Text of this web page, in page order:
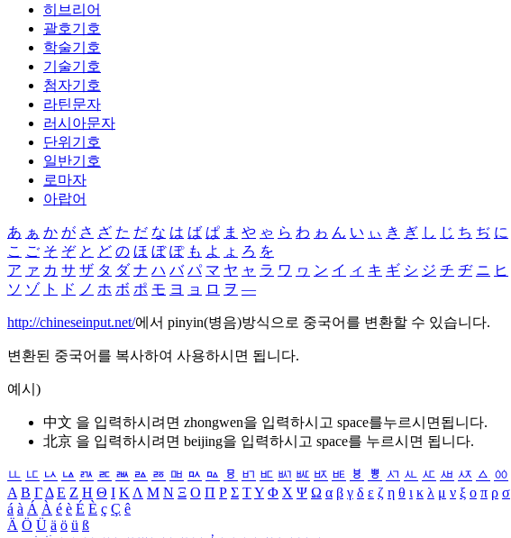
히브리어
괄호기호
학술기호
기술기호
첨자기호
라틴문자
러시아문자
단위기호
일반기호
로마자
아랍어
あ ぁ か が さ ざ た だ な は ば ぱ ま や ゃ ら わ ゎ ん い ぃ き ぎ し じ ち ぢ に
こ ご そ ぞ と ど の ほ ぼ ぽ も よ ょ ろ を
ア ァ カ サ ザ タ ダ ナ ハ バ パ マ ヤ ャ ラ ワ ヮ ン イ ィ キ ギ シ ジ チ ヂ ニ ヒ
ソ ゾ ト ド ノ ホ ボ ポ モ ヨ ョ ロ ヲ ―
http://chineseinput.net/에서 pinyin(병음)방식으로 중국어를 변환할 수 있습니다.
변환된 중국어를 복사하여 사용하시면 됩니다.
예시)
中文 을 입력하시려면 zhongwen을 입력하시고 space를누르시면됩니다.
北京 을 입력하시려면 beijing을 입력하시고 space를 누르시면 됩니다.
ㅥ ㅦ ㅧ ㅨ ㅩ ㅪ ㅫ ㅬ ㅭ ㅮ ㅯ ㅰ ㅱ ㅲ ㅳ ㅴ ㅵ ㅶ ㅷ ㅸ ㅹ ㅺ ㅻ ㅼ ㅽ ㅾ ㅿ ㆀ
Α Β ΓΔ Ε Ζ Η Θ Ι ΚΛ Μ Ν Ξ Ο Π Ρ Σ ΤΥ Φ Χ Ψ Ω α β γ δ ε ζ η θ ι κ λ μ ν ξ ο π ρ σ
á à Á À é è É È ç Ç ê
Ä Ö Ü ä ö ü ß